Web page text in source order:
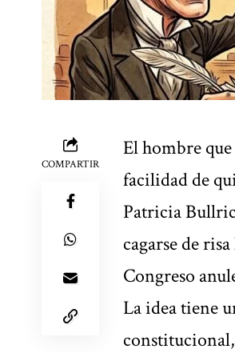
COMPARTIR
El hombre
facilidad de
Patricia
cagarse de
Congreso
La idea tiene